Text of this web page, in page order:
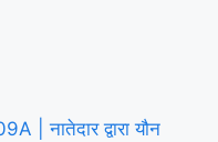
| नातेदार द्वारा यौन